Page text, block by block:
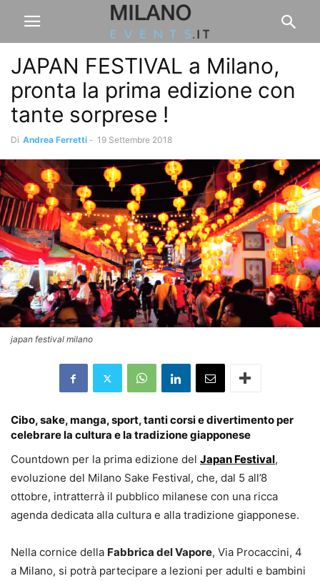
JAPAN FESTIVAL a Milano,
pronta la prima edizione con
tante sorprese !
Di Andrea Ferretti - 19 Settembre 2018
japan festival milano
Cibo, sake, manga, sport, tanti corsi e divertimento per
celebrare la cultura e la tradizione giapponese
Countdown per la prima edizione del Japan Festival,
evoluzione del Milano Sake Festival, che, dal 5 all’8
ottobre, intratterrà il pubblico milanese con una ricca
agenda dedicata alla cultura e alla tradizione giapponese.
Nella cornice della Fabbrica del Vapore, Via Procaccini, 4
a Milano, si potrà partecipare a lezioni per adulti e bambini